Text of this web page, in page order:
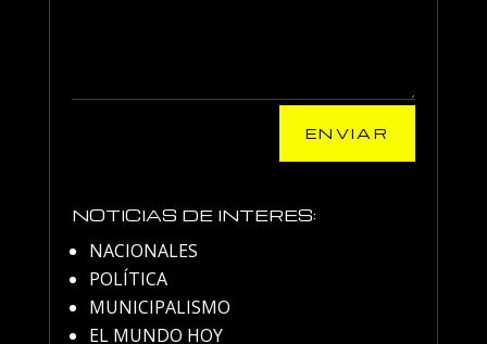
ENVIAR
NOTICIAS DE INTERES:
NACIONALES
POLÍTICA
MUNICIPALISMO
EL MUNDO HOY